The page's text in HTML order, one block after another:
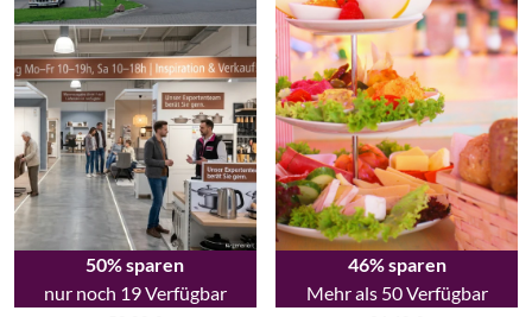
50% sparen
nur noch 19 Verfügbar
46% sparen
Mehr als 50 Verfügbar